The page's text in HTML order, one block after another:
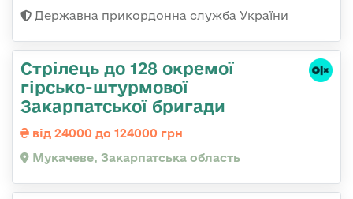
Державна прикордонна служба України
Стрілець до 128 окремої
гірсько-штурмової
Закарпатської бригади
від 24000 до 124000 грн
Мукачеве, Закарпатська область